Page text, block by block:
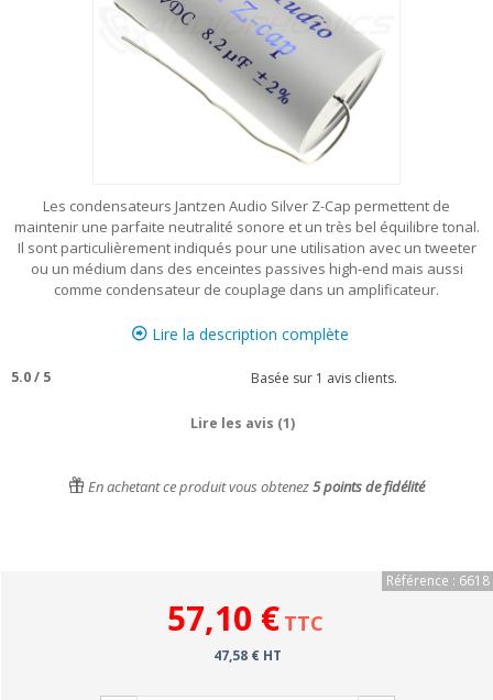
Les condensateurs Jantzen Audio Silver Z-Cap permettent de
maintenir une parfaite neutralité sonore et un très bel équilibre tonal.
Il sont particulièrement indiqués pour une utilisation avec un tweeter
ou un médium dans des enceintes passives high-end mais aussi
comme condensateur de couplage dans un amplificateur.
Lire la description complète
5.0/ 5 Basée sur 1 avis clients.
Lire les avis (1)
En achetant ce produit vous obtenez5points de fidélité
Référence : 6618
57,10 € TTC
47,58 € HT